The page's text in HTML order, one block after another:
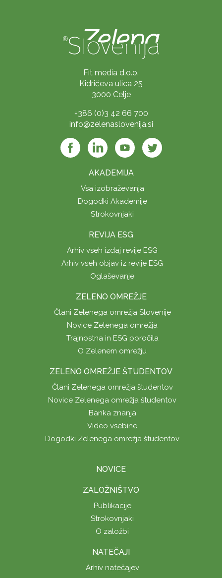
Fit media d.o.o.
Kidričeva ulica 25
3000 Celje
+386 (0)3 42 66 700
info@zelenaslovenija.si
AKADEMIJA
Vsa izobraževanja
Dogodki Akademije
Strokovnjaki
REVIJA ESG
Arhiv vseh izdaj revije ESG
Arhiv vseh objav iz revije ESG
Oglaševanje
ZELENO OMREŽJE
Člani Zelenega omrežja Slovenije
Novice Zelenega omrežja
Trajnostna in ESG poročila
O Zelenem omrežju
ZELENO OMREŽJE ŠTUDENTOV
Člani Zelenega omrežja študentov
Novice Zelenega omrežja študentov
Banka znanja
Video vsebine
Dogodki Zelenega omrežja študentov
NOVICE
ZALOŽNIŠTVO
Publikacije
Strokovnjaki
O založbi
NATEČAJI
Arhiv natečajev